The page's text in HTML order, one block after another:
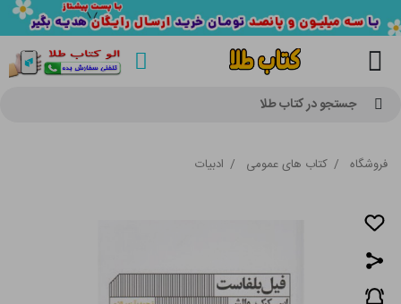
جستجو در کتاب طلا
فروشگاه / کتاب های عمومی / ادبیات